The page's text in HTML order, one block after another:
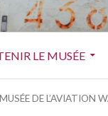
LE MUSÉE
DE L’AVIATION